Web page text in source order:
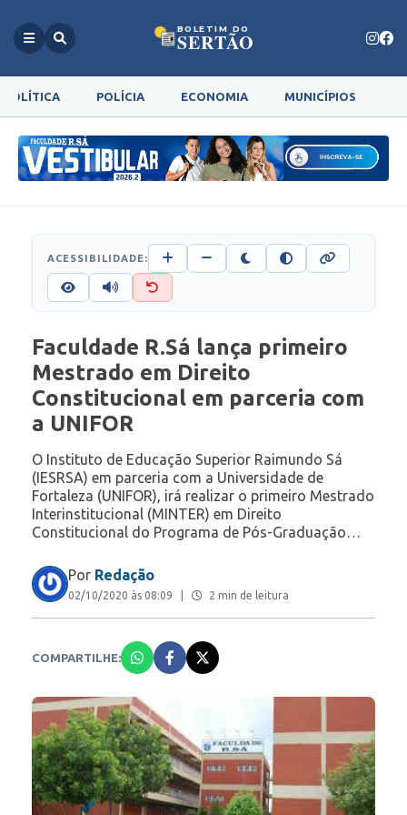
BOLETIM DO
SERTÃO
POLÍTICA POLÍCIA ECONOMIA MUNICÍPIOS
ACESSIBILIDADE:
Faculdade R.Sá lança primeiro
Mestrado em Direito
Constitucional em parceria com
a UNIFOR
O Instituto de Educação Superior Raimundo Sá
(IESRSA) em parceria com a Universidade de
Fortaleza (UNIFOR), irá realizar o primeiro Mestrado
Interinstitucional (MINTER) em Direito
Constitucional do Programa de Pós-Graduação…
Por Redação
02/10/2020 às 08:09 2 min de leitura
COMPARTILHE: